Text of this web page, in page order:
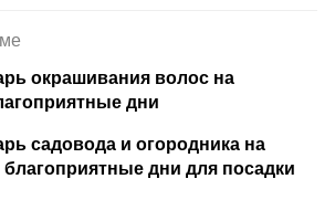
окрашивания волос на
дни
садовода и огородника на
дни для посадки